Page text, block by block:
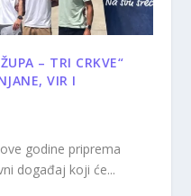
– TRI CRKVE“
VIR I
godine priprema
događaj koji će...